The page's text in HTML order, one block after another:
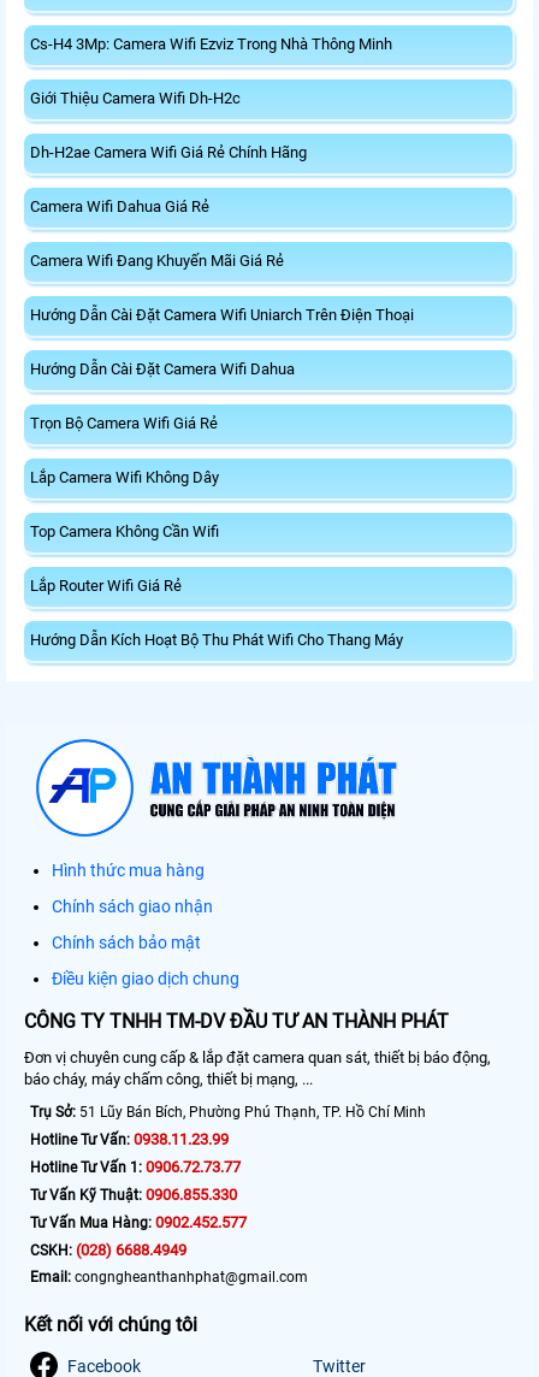
Cs-H4 3Mp: Camera Wifi Ezviz Trong Nhà Thông Minh
Giới Thiệu Camera Wifi Dh-H2c
Dh-H2ae Camera Wifi Giá Rẻ Chính Hãng
Camera Wifi Dahua Giá Rẻ
Camera Wifi Đang Khuyến Mãi Giá Rẻ
Hướng Dẫn Cài Đặt Camera Wifi Uniarch Trên Điện Thoại
Hướng Dẫn Cài Đặt Camera Wifi Dahua
Trọn Bộ Camera Wifi Giá Rẻ
Lắp Camera Wifi Không Dây
Top Camera Không Cần Wifi
Lắp Router Wifi Giá Rẻ
Hướng Dẫn Kích Hoạt Bộ Thu Phát Wifi Cho Thang Máy
Hình thức mua hàng
Chính sách giao nhận
Chính sách bảo mật
Điều kiện giao dịch chung
CÔNG TY TNHH TM-DV ĐẦU TƯ AN THÀNH PHÁT
Đơn vị chuyên cung cấp & lắp đặt camera quan sát, thiết bị báo động,
báo cháy, máy chấm công, thiết bị mạng, ...
Trụ Sở: 51 Lũy Bán Bích, Phường Phú Thạnh, TP. Hồ Chí Minh
Hotline Tư Vấn: 0938.11.23.99
Hotline Tư Vấn 1: 0906.72.73.77
Tư Vấn Kỹ Thuật: 0906.855.330
Tư Vấn Mua Hàng: 0902.452.577
CSKH: (028) 6688.4949
Email: congngheanthanhphat@gmail.com
Kết nối với chúng tôi
Facebook Twitter